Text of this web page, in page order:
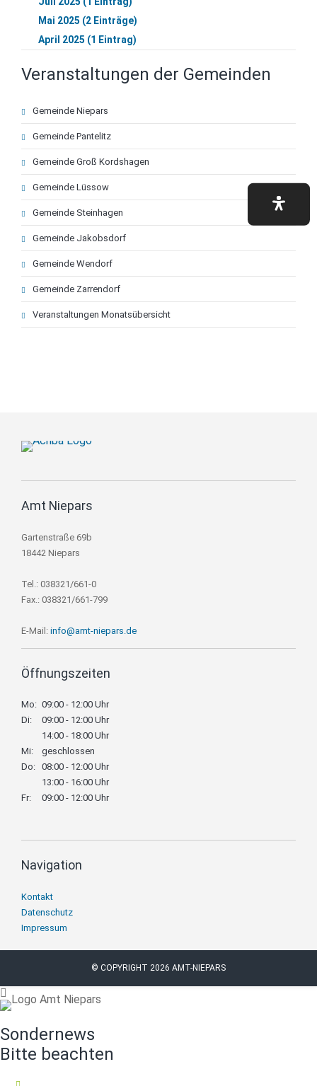
Mai 2025 (2 Einträge)
April 2025 (1 Eintrag)
Veranstaltungen der Gemeinden
Navigation
überspringen
Gemeinde Niepars
Gemeinde Pantelitz
Gemeinde Groß Kordshagen
Gemeinde Lüssow
Gemeinde Steinhagen
Gemeinde Jakobsdorf
Gemeinde Wendorf
Gemeinde Zarrendorf
Veranstaltungen Monatsübersicht
Amt Niepars
Gartenstraße 69b
18442 Niepars
Tel.: 038321/661-0
Fax.: 038321/661-799
E-Mail: info@amt-niepars.de
Öffnungszeiten
Mo: 09:00 - 12:00 Uhr
Di:
09:00 - 12:00 Uhr
14:00 - 18:00 Uhr
Mi:
geschlossen
Do: 08:00 - 12:00 Uhr
13:00 - 16:00 Uhr
Fr:
09:00 - 12:00 Uhr
Navigation
Navigation
überspringen
Kontakt
Datenschutz
Impressum
© COPYRIGHT 2026 AMT-NIEPARS
Sondernews
Bitte beachten